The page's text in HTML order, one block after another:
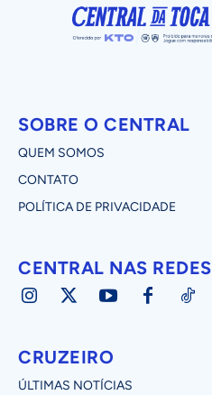
SOBRE O CENTRAL
QUEM SOMOS
CONTATO
POLÍTICA DE PRIVACIDADE
CENTRAL NAS REDES
CRUZEIRO
ÚLTIMAS NOTÍCIAS